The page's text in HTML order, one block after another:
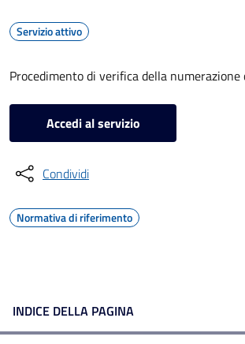
Servizio attivo
Procedimento di verifica della numerazione
Accedi al servizio
Condividi
Normativa di riferimento
INDICE DELLA PAGINA